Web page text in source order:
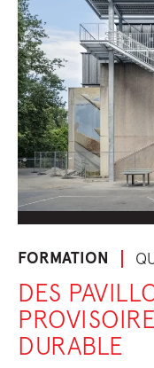
FORMATION
DES
DURABLE